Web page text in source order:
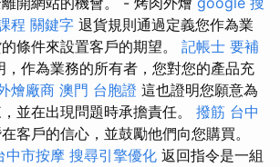
程 關鍵字 退貨規則通過定義您作為業
條件來設置客戶的期望。 記帳士 要補
，作為業務的所有者，您對您的產品充
燴廠商 澳門 台胞證 這也證明您願意為
並在出現問題時承擔責任。 撥筋 台中
客戶的信心，並鼓勵他們向您購買。
中市按摩 搜尋引擎優化 返回指令是一組